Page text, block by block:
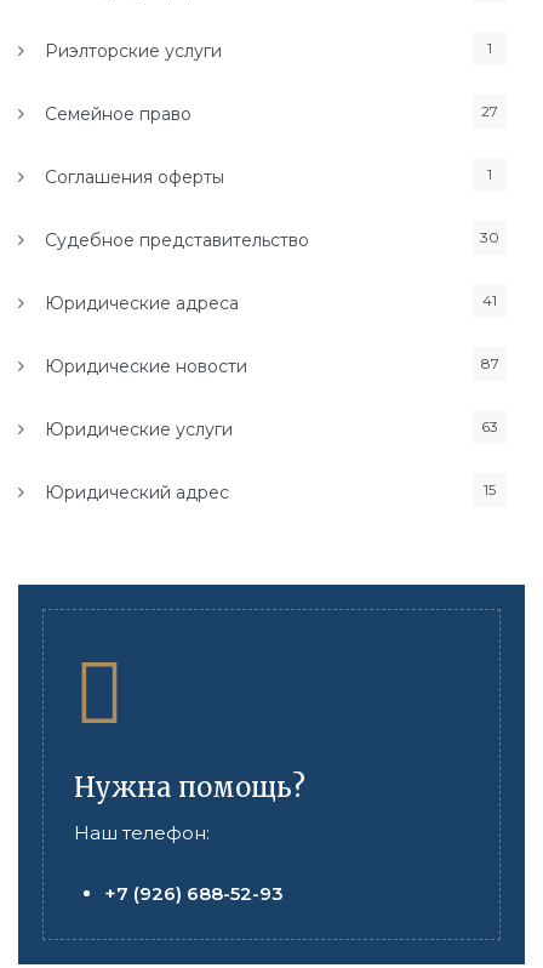
Риэлторские услуги 1
Семейное право 27
Соглашения оферты 1
Судебное представительство 30
Юридические адреса 41
Юридические новости 87
Юридические услуги 63
Юридический адрес 15
Нужна помощь?
Наш телефон:
+7 (926) 688-52-93